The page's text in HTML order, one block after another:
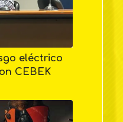
eléctrico
CEBEK